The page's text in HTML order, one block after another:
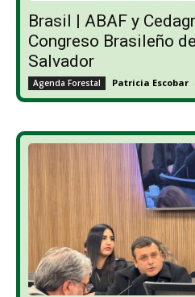
Brasil | ABAF y
Congreso Brasileño
Salvador
Agenda Forestal Patricia Escobar -